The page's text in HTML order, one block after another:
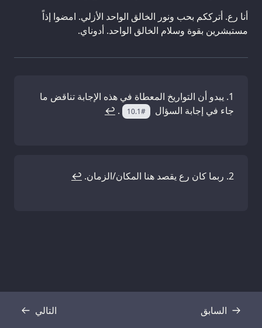
أنا رع. أترككم بحب ونور الخالق الواحد الأزلي. امضوا إذاً
مستبشرين بقوة وسلام الخالق الواحد. أدوناي.
يبدو أن التواريخ المعطاة في هذه الإجابة تناقض ما
جاء في إجابة السؤال
#10.1
.
↩
ربما كان رع يقصد هنا المكان/الزمان. ↩
السابقنص التالي
نص